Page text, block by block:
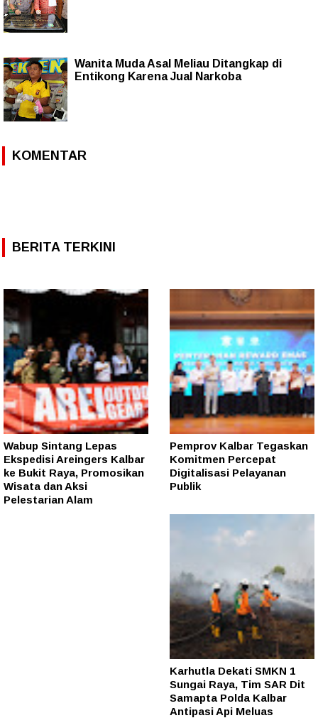
Wanita Muda Asal Meliau Ditangkap di
Entikong Karena Jual Narkoba
KOMENTAR
BERITA TERKINI
Wabup Sintang Lepas
Ekspedisi Areingers Kalbar
ke Bukit Raya, Promosikan
Wisata dan Aksi
Pelestarian Alam
Pemprov Kalbar Tegaskan
Komitmen Percepat
Digitalisasi Pelayanan
Publik
Karhutla Dekati SMKN 1
Sungai Raya, Tim SAR Dit
Samapta Polda Kalbar
Antipasi Api Meluas